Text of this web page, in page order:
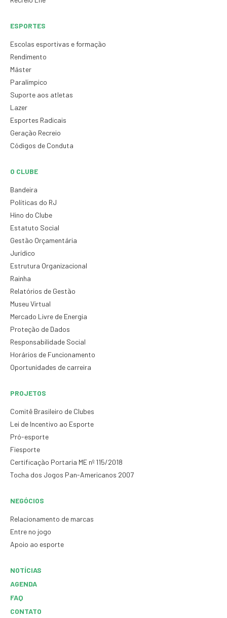
ESPORTES
Escolas esportivas e formação
Rendimento
Máster
Paralímpico
Suporte aos atletas
Lazer
Esportes Radicais
Geração Recreio
Códigos de Conduta
O CLUBE
Bandeira
Políticas do RJ
Hino do Clube
Estatuto Social
Gestão Orçamentária
Jurídico
Estrutura Organizacional
Rainha
Relatórios de Gestão
Museu Virtual
Mercado Livre de Energia
Proteção de Dados
Responsabilidade Social
Horários de Funcionamento
Oportunidades de carreira
PROJETOS
Comitê Brasileiro de Clubes
Lei de Incentivo ao Esporte
Pró-esporte
Fiesporte
Certificação Portaria ME nº 115/2018
Tocha dos Jogos Pan-Americanos 2007
NEGÓCIOS
Relacionamento de marcas
Entre no jogo
Apoio ao esporte
NOTÍCIAS
AGENDA
FAQ
CONTATO